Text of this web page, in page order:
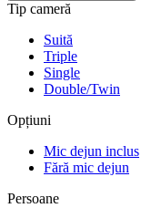
Tip cameră
Suită
Triple
Single
Double/Twin
Opțiuni
Mic dejun inclus
Fără mic dejun
Persoane